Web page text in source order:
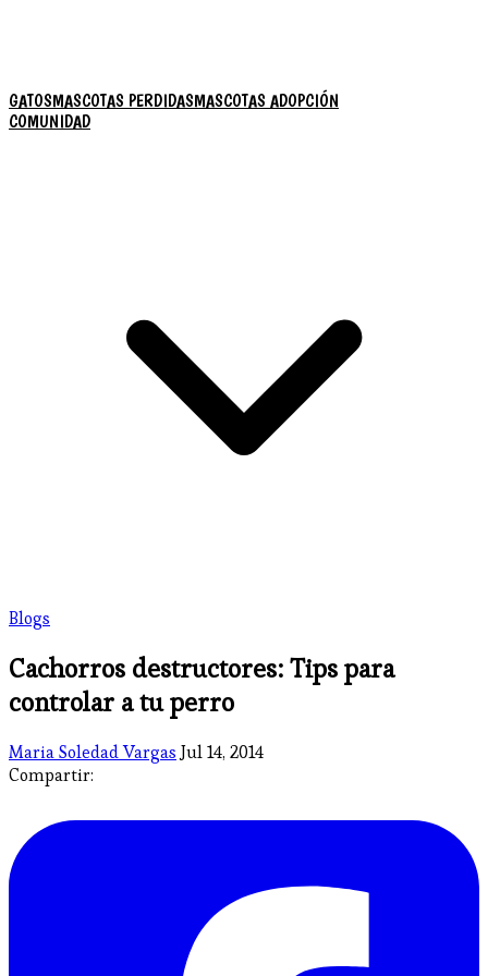
GATOSMASCOTAS PERDIDASMASCOTAS ADOPCIÓN
COMUNIDAD
Blogs
Cachorros destructores: Tips para
controlar a tu perro
Maria Soledad Vargas Jul 14, 2014
Compartir: